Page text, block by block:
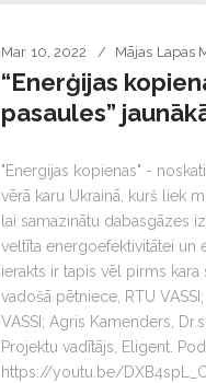
Mar 10, 2022 Mājas Lapas
“Enerģijas
pasaules”
"Energijas kopienas" -
vērā karu Ukrainā, kurš liek
lai samazinātu dabasgāzes
veltīta energoefektivitātei un
ierakts ir tapis vēl pirms kara
vadošā pētniece, RTU
VASSI; Agris Kamenders,
Projektu vadītājs, Eligent.
https://youtu.be/